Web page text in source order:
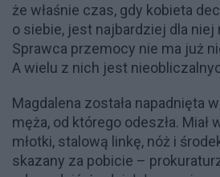
że właśnie czas, gdy kobieta
o siebie, jest najbardziej dla niej
Sprawca przemocy nie ma już
A wielu z nich jest
Magdalena została napadnięta
męża, od którego odeszła. Miał
młotki, stalową linkę, nóż i
skazany za pobicie –